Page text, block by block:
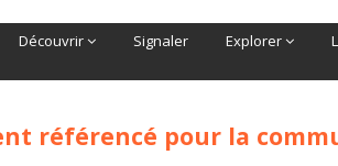
Découvrir Signaler Explorer
référencé pour la